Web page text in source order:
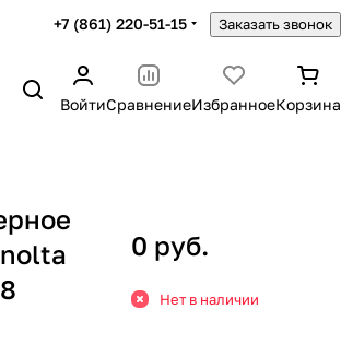
+7 (861) 220-51-15 Заказать звонок
ВойтиСравнениеИзбранноеКорзина
0 руб.
Нет в наличии